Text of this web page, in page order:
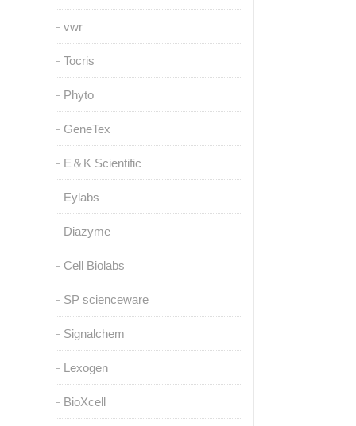
vwr
Tocris
Phyto
GeneTex
E＆K Scientific
Eylabs
Diazyme
Cell Biolabs
SP scienceware
Signalchem
Lexogen
BioXcell